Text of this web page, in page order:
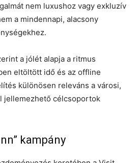
nem luxushoz vagy exkluzív
a mindennapi, alacsony
a jólét alapja a ritmus
eltöltött idő és az offline
különösen releváns a városi,
jellemezhető célcsoportok
kampány